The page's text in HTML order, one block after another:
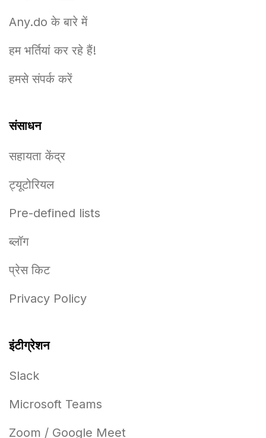
Any.do के बारे में
हम भर्तियां कर रहे हैं!
हमसे संपर्क करें
संसाधन
सहायता केंद्र
ट्यूटोरियल
Pre-defined lists
ब्लॉग
प्रेस किट
Privacy Policy
इंटीग्रेशन
Slack
Microsoft Teams
Zoom / Google Meet